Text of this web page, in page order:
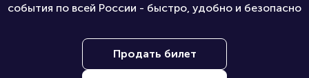
события по всей России - быстро, удобно и безопасно
Продать билет